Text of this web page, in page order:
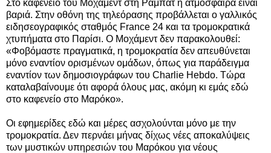
Στο καφενείο του Μοχάμεντ στη Ραμπάτ η ατμόσφαιρα είναι
βαριά. Στην οθόνη της τηλεόρασης προβάλλεται ο γαλλικός
ειδησεογραφικός σταθμός France 24 και τα τρομοκρατικά
χτυπήματα στο Παρίσι. Ο Μοχάμεντ δεν παρακολουθεί:
«Φοβόμαστε πραγματικά, η τρομοκρατία δεν απευθύνεται
μόνο εναντίον ορισμένων ομάδων, όπως για παράδειγμα
εναντίον των δημοσιογράφων του Charlie Hebdo. Tώρα
καταλαβαίνουμε ότι αφορά όλους μας, ακόμη κι εμάς εδώ
στο καφενείο στο Μαρόκο».
Οι εφημερίδες εδώ και μέρες ασχολούνται μόνο με την
τρομοκρατία. Δεν περνάει μήνας δίχως νέες αποκαλύψεις
των μυστικών υπηρεσιών του Μαρόκου για νέους